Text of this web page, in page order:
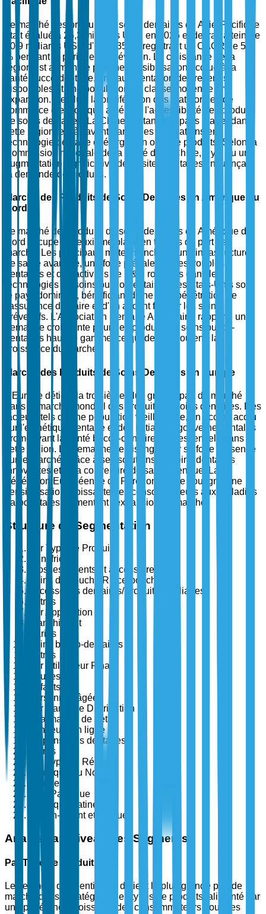
Le marché des produits de soins dentaires en Asie-Pacifique
était évalué à 25,3 milliards USD en 2025 et devrait atteindre
40,9 milliards USD d'ici 2035, enregistrant un CAGR de 5,1
% pendant la période de prévision. La croissance de la
région est alimentée par une sensibilisation accrue à la
santé bucco-dentaire, une augmentation des revenus
disponibles et une population de classe moyenne en
expansion. De plus, la prolifération des plateformes de
commerce électronique améliore l'accessibilité des produits
de soins dentaires. La Chine, en tant que pays leader dans
cette région, est à l'avant-garde des innovations en
technologie dentaire et élargit son offre de produits. Selon la
Commission nationale de la santé de la Chine, il y a eu une
augmentation significative des visites dentaires, influençant
la demande de produits.
Marché des Produits de Soins Dentaires en Amérique du
Nord
Le marché des produits de soins dentaires en Amérique du
Nord occupe la deuxième place en termes de part de
marché. Les principaux moteurs incluent une infrastructure
de santé avancée, une forte prévalence des troubles
dentaires et des activités de R&D robustes dans les
technologies de soins bucco-dentaires. Les États-Unis sont
le pays dominant, bénéficiant d'une forte pénétration de
l'assurance dentaire et d'un accent fort sur les soins
préventifs. L'Association Dentaire Américaine rapporte une
demande croissante pour des produits de soins bucco-
dentaires haut de gamme, ce qui devrait soutenir la
croissance du marché.
Marché des Produits de Soins Dentaires en Europe
L'Europe détient la troisième plus grande part de marché
dans le marché mondial des produits de soins dentaires. Des
facteurs tels qu'une population vieillissante, un accent accru
sur l'esthétique dentaire et des initiatives gouvernementales
promouvant la santé bucco-dentaire sont essentiels dans
cette région. L'Allemagne se distingue par sa forte présence
sur le marché, grâce à ses solutions de soins dentaires
innovantes et à sa couverture de santé étendue. La
Fédération Européenne de Parodontologie souligne une
sensibilisation croissante des consommateurs aux maladies
parodontales, alimentant l'expansion du marché.
Structure de Segmentation
Par Type de Produit
Dentifrice
Brosses à dents et accessoires
Bains de bouche/Rince-bouche
Accessoires dentaires/Produits auxiliaires
Autres
Par Application
Blanchiment
Caries
Soins bucco-dentaires
Autres
Par Utilisateur Final
Adultes
Enfants
Personnes âgées
Par Canal de Distribution
Pharmacies de détail
Vendeurs en ligne
Dispensaires dentaires
Autres
Par Type de Région
Amérique du Nord
Europe
Asie-Pacifique
Amérique Latine
Moyen-Orient et Afrique
Analyse au Niveau des Segments
Par Type de Produit
Le segment des dentifrices détient la plus grande part de
marché dans la catégorie des types de produits, alimenté par
une préférence croissante des consommateurs pour des